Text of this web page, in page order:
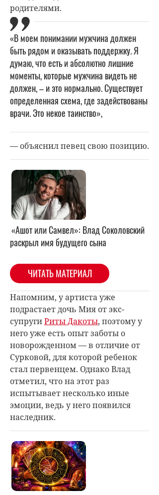
родителями.
«В моем понимании мужчина должен
быть рядом и оказывать поддержку. Я
думаю, что есть и абсолютно лишние
моменты, которые мужчина видеть не
должен, – и это нормально. Существует
определенная схема, где задействованы
врачи. Это некое таинство»,
— объяснил певец свою позицию.
«Ашот или Самвел»: Влад Соколовский
раскрыл имя будущего сына
ЧИТАТЬ МАТЕРИАЛ
Напомним, у артиста уже
подрастает дочь Мия от экс-
супругиРиты Дакоты, поэтому у
него уже есть опыт заботы о
новорожденном — в отличие от
Сурковой, для которой ребенок
стал первенцем. Однако Влад
отметил, что на этот раз
испытывает несколько иные
эмоции, ведь у него появился
наследник.